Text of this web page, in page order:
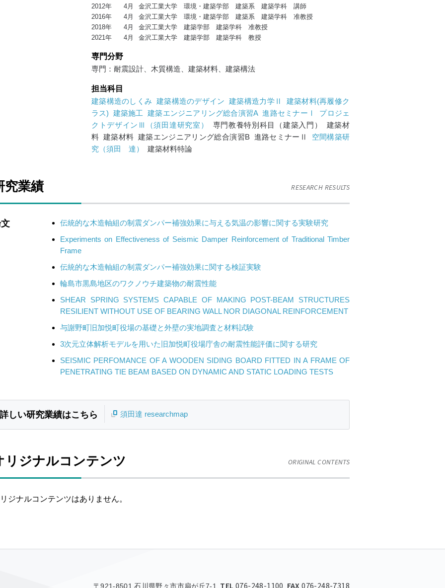
2012年
4月
金沢工業大学 環境・建築学部 建築系 建築学科 講師
2016年
4月
金沢工業大学 環境・建築学部 建築系 建築学科 准教授
2018年
4月
金沢工業大学 建築学部 建築学科 准教授
2021年
4月 金沢工業大学 建築学部 建築学科 教授
専門分野
専門：耐震設計、木質構造、建築材料、建築構法
担当科目
建築構造のしくみ 建築構造のデザイン 建築構造力学Ⅱ
建築材料(再履修ク
ラス) 建築施工 建築エンジニアリング総合演習A 進路セミナーⅠ
プロジェ
クトデザインⅢ（須田達研究室）
専門教養特別科目（建築入門） 建築材
料 建築材料 建築エンジニアリング総合演習B 進路セミナーⅡ 空間構築研
究（須田 達）
建築材料特論
究業績 RESEARCH RESULTS
伝統的な木造軸組の制震ダンパー補強効果に与える気温の影響に関する実験研究
Experiments on Effectiveness of Seismic Damper Reinforcement of Traditional Timber
Frame
伝統的な木造軸組の制震ダンパー補強効果に関する検証実験
輪島市黒島地区のワクノウチ建築物の耐震性能
SHEAR SPRING SYSTEMS CAPABLE OF MAKING POST-BEAM STRUCTURES
RESILIENT WITHOUT USE OF BEARING WALL NOR DIAGONAL REINFORCEMENT
与謝野町旧加悦町役場の基礎と外壁の実地調査と材料試験
3次元立体解析モデルを用いた旧加悦町役場庁舎の耐震性能評価に関する研究
SEISMIC PERFOMANCE OF A WOODEN SIDING BOARD FITTED IN A FRAME OF
PENETRATING TIE BEAM BASED ON DYNAMIC AND STATIC LOADING TESTS
しい研究業績はこちら 須田達 researchmap
リジナルコンテンツ ORIGINAL CONTENTS
ジナルコンテンツはありません。
〒921-8501 石川県野々市市扇が丘7-1